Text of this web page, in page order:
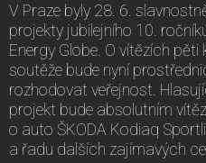
V Praze byly 28. 6.
projekty jubilejního 10.
Energy Globe. O vítězích
soutěže bude nyní
rozhodovat veřejnost.
projekt bude absolutním
o auto ŠKODA Kodiaq
a řadu dalších zajímavých